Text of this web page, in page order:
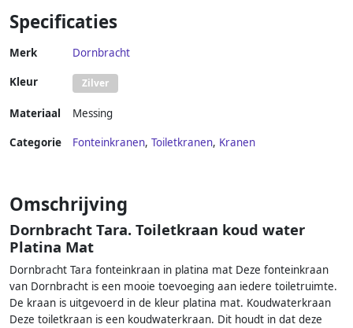
Specificaties
Merk Dornbracht
Kleur Zilver
Materiaal Messing
Categorie Fonteinkranen, Toiletkranen, Kranen
Omschrijving
Dornbracht Tara. Toiletkraan koud water
Platina Mat
Dornbracht Tara fonteinkraan in platina mat Deze fonteinkraan
van Dornbracht is een mooie toevoeging aan iedere toiletruimte.
De kraan is uitgevoerd in de kleur platina mat. Koudwaterkraan
Deze toiletkraan is een koudwaterkraan. Dit houdt in dat deze